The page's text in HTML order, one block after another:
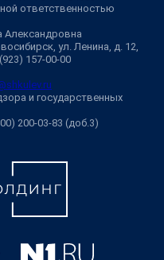
ответственностью
Александровна
ул. Ленина, д. 12,
157-00-00
и государственных
200-03-83 (доб.3)